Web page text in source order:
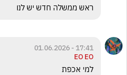
ראש ממשלה חדש יש לנו
17:41 - 01.06.2026
EO EO
למי אכפת